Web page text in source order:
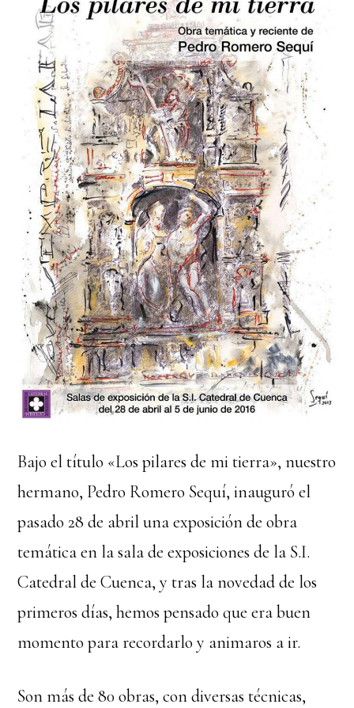
Bajo el título «Los pilares de mi tierra», nuestro
hermano, Pedro Romero Sequí, inauguró el
pasado 28 de abril una exposición de obra
temática en la sala de exposiciones de la S.I.
Catedral de Cuenca, y tras la novedad de los
primeros días, hemos pensado que era buen
momento para recordarlo y animaros a ir.
Son más de 80 obras, con diversas técnicas,